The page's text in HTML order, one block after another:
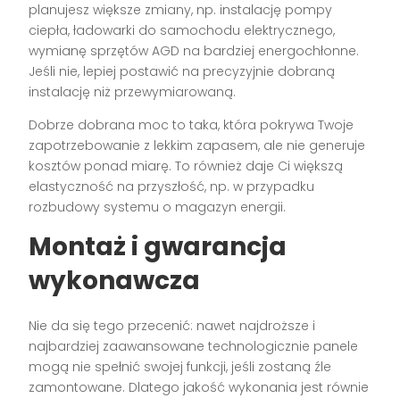
planujesz większe zmiany, np. instalację pompy
ciepła, ładowarki do samochodu elektrycznego,
wymianę sprzętów AGD na bardziej energochłonne.
Jeśli nie, lepiej postawić na precyzyjnie dobraną
instalację niż przewymiarowaną.
Dobrze dobrana moc to taka, która pokrywa Twoje
zapotrzebowanie z lekkim zapasem, ale nie generuje
kosztów ponad miarę. To również daje Ci większą
elastyczność na przyszłość, np. w przypadku
rozbudowy systemu o magazyn energii.
Montaż i gwarancja
wykonawcza
Nie da się tego przecenić: nawet najdroższe i
najbardziej zaawansowane technologicznie panele
mogą nie spełnić swojej funkcji, jeśli zostaną źle
zamontowane. Dlatego jakość wykonania jest równie